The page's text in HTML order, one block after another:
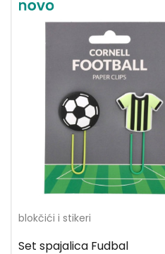
blokčići i stikeri
Set spajalica Fudbal